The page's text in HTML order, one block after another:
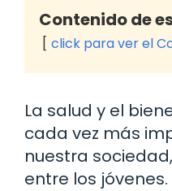
Contenido de
click para ver el
La salud y el
cada vez más
nuestra
entre los jóvenes.